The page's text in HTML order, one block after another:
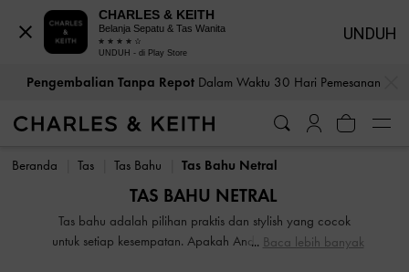
Pengembalian Tanpa RepotDalam Waktu 30 Hari Pemesanan
Pengembalian Tanpa RepotDalam Waktu 30 Hari Pemesanan
Beranda
Tas Tas Bahu Tas Bahu Netral
TAS BAHU NETRAL
Tas bahu adalah pilihan praktis dan stylish yang cocok
untuk setiap kesempatan. Apakah Anda lebih suka desain
Baca lebih banyak
CHARLES & KEITH
Belanja Sepatu & Tas Wanita
UNDUH - di Play Store
UNDUH